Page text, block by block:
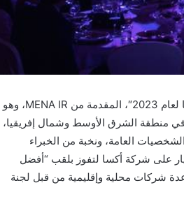
فازت شركة أكسا مصر بجائزة “أفضل شركة تأمين في شمال أفريقيا لعام 2023″، المقدمة من MENA IR، وهو
منطقة الشرق الأوسط وشمال إفريقيا،
العامة، ونخبة من الخبراء
على شركة أكسا لتفوز بلقب “أفضل
بعد منافسة شديدة مع عدة شركات محلية وإقليمية من قبل لجنة